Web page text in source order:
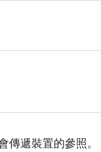
傳遞裝置的參照。